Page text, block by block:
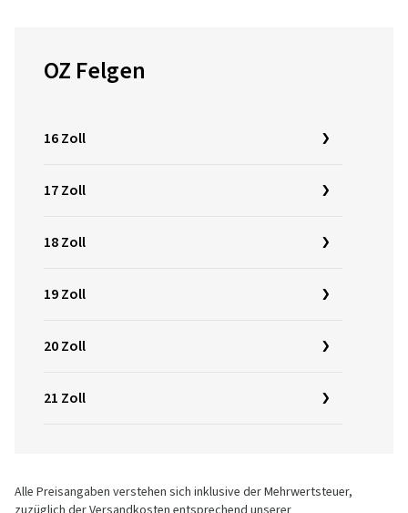
OZ Felgen
16 Zoll
17 Zoll
18 Zoll
19 Zoll
20 Zoll
21 Zoll
Alle Preisangaben verstehen sich inklusive der Mehrwertsteuer,